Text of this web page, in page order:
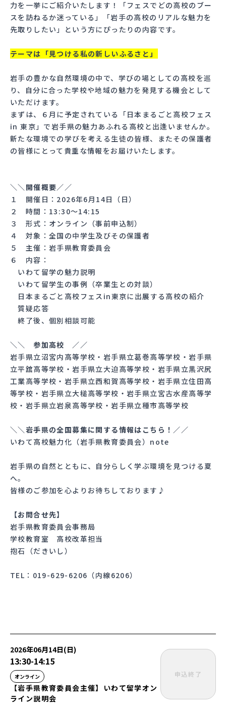
力を一挙にご紹介いたします！「フェスでどの高校のブー
スを訪ねるか迷っている」「岩手の高校のリアルな魅力を
先取りしたい」という方にぴったりの内容です。
テーマは「見つける私の新しいふるさと」
岩手の豊かな自然環境の中で、学びの場としての高校を巡
り、自分に合った学校や地域の魅力を発見する機会として
いただけます。
まずは、６月に予定されている「日本まるごと高校フェス
in 東京」で岩手県の魅力あふれる高校と出逢いませんか。
新たな環境での学びを考える生徒の皆様、またその保護者
の皆様にとって貴重な情報をお届けいたします。
＼＼開催概要／／
１ 開催日：2026年6月14日（日）
２ 時間：13:30〜14:15
３ 形式：オンライン（事前申込制）
４ 対象：全国の中学生及びその保護者
５ 主催：岩手県教育委員会
６ 内容：
いわて留学の魅力説明
いわて留学生の事例（卒業生との対談）
日本まるごと高校フェスin東京に出展する高校の紹介
質疑応答
終了後、個別相談可能
＼＼ 参加高校 ／／
岩手県立沼宮内高等学校・岩手県立葛巻高等学校・岩手県
立平舘高等学校・岩手県立大迫高等学校・岩手県立黒沢尻
工業高等学校・岩手県立西和賀高等学校・岩手県立住田高
等学校・岩手県立大槌高等学校・岩手県立宮古水産高等学
校・岩手県立岩泉高等学校・岩手県立種市高等学校
＼＼岩手県の全国募集に関する情報はこちら！／／
いわて高校魅力化（岩手県教育委員会）note
岩手県の自然とともに、自分らしく学ぶ環境を見つける夏
へ。
皆様のご参加を心よりお待ちしております♪
【お問合せ先】
岩手県教育委員会事務局
学校教育室 高校改革担当
抱石（だきいし）
TEL：019-629-6206（内線6206）
2026年06月14日(日)
13:30-14:15
オンライン
【岩手県教育委員会主催】いわて留学オン
ライン説明会
申込終了